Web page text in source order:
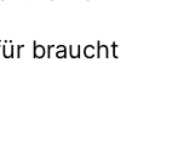
braucht